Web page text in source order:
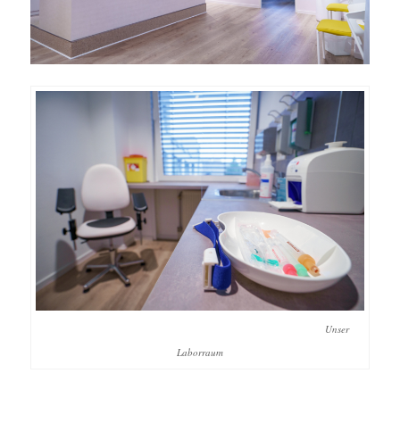
Unser
Laborraum